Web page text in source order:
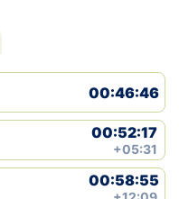
00:46:46
00:52:17
+05:31
00:58:55